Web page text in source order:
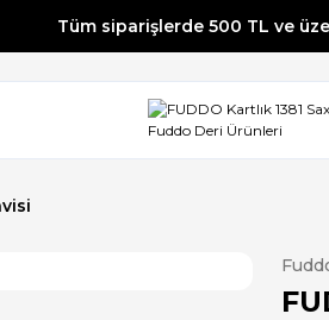
Tüm siparişlerde 500 TL ve
Tüm siparişlerde 500 TL ve
Tüm siparişlerde 500 TL ve